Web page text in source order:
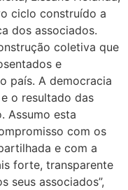
ciclo construído a
dos associados.
coletiva que
e
país. A democracia
o resultado das
Assumo esta
com os
e com a
forte, transparente
seus associados”,